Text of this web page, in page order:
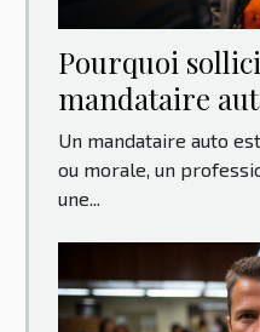
Pourquoi
mandataire
Un mandataire auto
ou morale, un
une...